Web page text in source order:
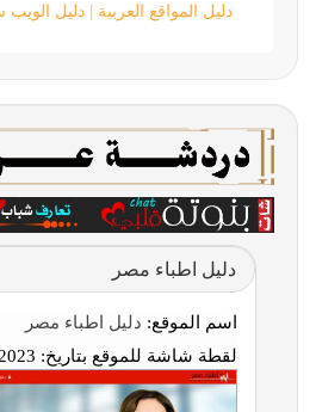
دليل المواقع العربية | دليل
دليل اطباء مصر
اسم الموقع: دليل اطباء مصر
لقطة شاشة للموقع بتاريخ: